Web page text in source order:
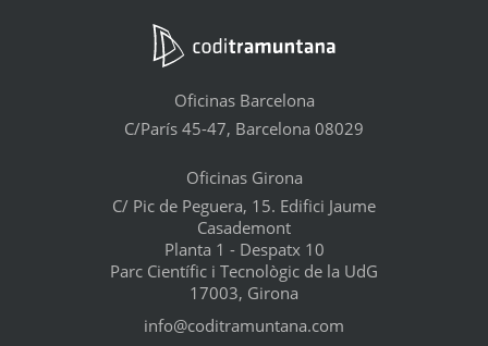
Oficinas Barcelona
C/París 45-47, Barcelona 08029
Oficinas Girona
C/ Pic de Peguera, 15. Edifici Jaume
Casademont
Planta 1 - Despatx 10
Parc Científic i Tecnològic de la UdG
17003, Girona
info@coditramuntana.com